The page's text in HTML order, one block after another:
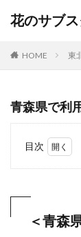
花のサブ
HOME 東
青森県で利
目次
期便＜青森